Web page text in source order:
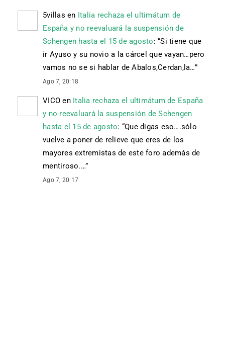
5villas en Italia rechaza el ultimátum de
España y no reevaluará la suspensión de
Schengen hasta el 15 de agosto: “Si tiene que
ir Ayuso y su novio a la cárcel que vayan…pero
vamos no se si hablar de Abalos,Cerdan,la…”
Ago 7, 20:18
VICO en Italia rechaza el ultimátum de España
y no reevaluará la suspensión de Schengen
hasta el 15 de agosto: “Que digas eso….sólo
vuelve a poner de relieve que eres de los
mayores extremistas de este foro además de
mentiroso.…”
Ago 7, 20:17